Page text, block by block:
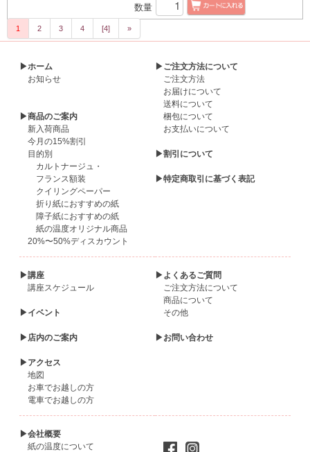
数量
1 2 3 4 [4] »
▶ホーム
お知らせ
▶商品のご案内
新入荷商品
今月の15%割引
目的別
カルトナージュ・
フランス額装
クイリングペーパー
折り紙におすすめの紙
障子紙におすすめの紙
紙の温度オリジナル商品
20%〜50%ディスカウント
▶ご注文方法について
ご注文方法
お届けについて
送料について
梱包について
お支払いについて
▶割引について
▶特定商取引に基づく表記
▶講座
講座スケジュール
▶イベント
▶店内のご案内
▶アクセス
地図
お車でお越しの方
電車でお越しの方
▶よくあるご質問
ご注文方法について
商品について
その他
▶お問い合わせ
▶会社概要
紙の温度について